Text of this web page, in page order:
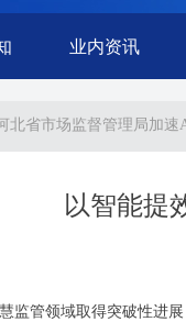
业内资讯
以智能提
北省市场监督管理局加
监管领域取得突破性进